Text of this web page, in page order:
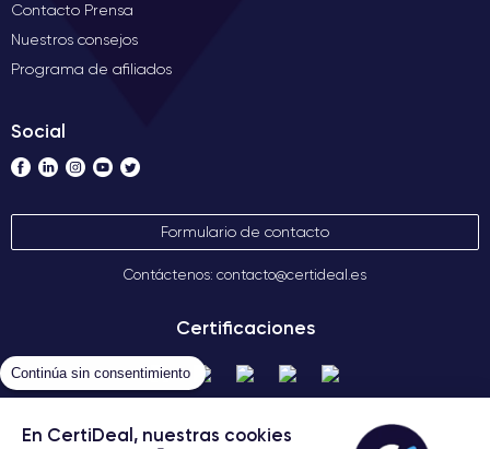
Continúa sin consentimiento
En CertiDeal, nuestras cookies
Contacto Prensa
Nuestros consejos
Programa de afiliados
Social
Formulario de contacto
Contáctenos: contacto@certideal.es
Certificaciones